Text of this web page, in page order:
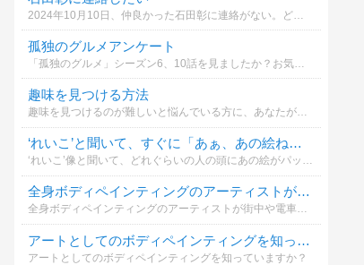
孤独のグルメアンケート
「孤独のグルメ」シーズン6、10話を見ましたか？お気に入りの回は？
趣味を見つける方法
趣味を見つけるのが難しいと悩んでいる方に、あなたがおすすめの見つけ方は？
‘れいこ’と聞いて、すぐに「あぁ、あの絵ね・・・」とすぐに頭に浮かんだ？
‘れいこ’像と聞いて、どれぐらいの人の頭にあの絵がパッと浮かぶのか、割合を知りたくなりました。日本人なら限りなく100%に近いのでは？みんな知ってるトラウマレベルの絵・・・（笑）
全身ボディペインティングのアーティストが街中にいたら、どうしますか？
全身ボディペインティングのアーティストが街中や電車内に現れたら、どうしますか？アーティストは撮影や触られることを拒否しない前提で回答お願いします。
アートとしてのボディペインティングを知っていますか
アートとしてのボディペインティングを知っていますか？